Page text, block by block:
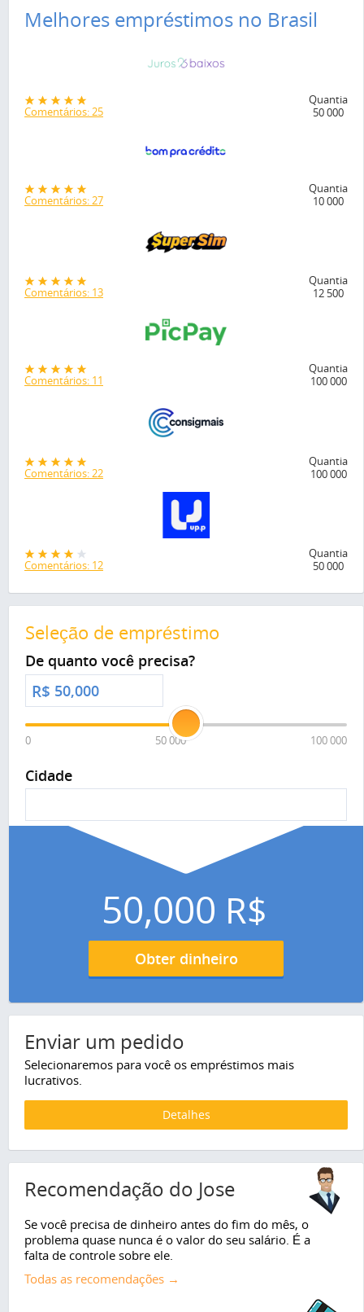
Melhores empréstimos no Brasil
Comentários: 25
Quantia
50 000
Comentários: 27
Quantia
10 000
Comentários: 13
Quantia
12 500
Comentários: 11
Quantia
100 000
Comentários: 22
Quantia
100 000
Comentários: 12
Quantia
50 000
Seleção de empréstimo
De quanto você precisa?
R$
0 50 000 100 000
Cidade
50,000 R$
Obter dinheiro
Enviar um pedido
Selecionaremos para você os empréstimos mais
lucrativos.
Detalhes
Recomendação do Jose
Se você precisa de dinheiro antes do fim do mês, o
problema quase nunca é o valor do seu salário. É a
falta de controle sobre ele.
Todas as recomendações →